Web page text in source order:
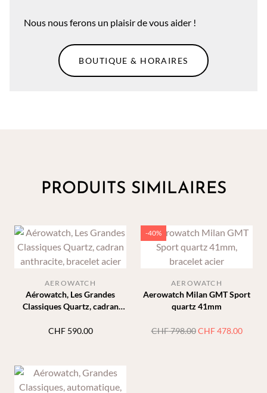
Nous nous ferons un plaisir de vous aider !
BOUTIQUE & HORAIRES
PRODUITS SIMILAIRES
Aérowatch, Les Grandes
Classiques Quartz, cadran
AEROWATCH
CHF590.00
-40%
Aerowatch Milan GMT Sport
quartz 41mm
AEROWATCH
CHF798.00 Le
CHF478.00Le